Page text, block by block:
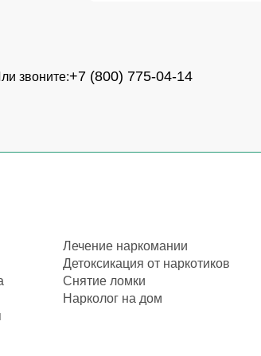
звоните:+7 (800) 775-04-14
Лечение наркомании
Детоксикация от наркотиков
Снятие ломки
Нарколог на дом